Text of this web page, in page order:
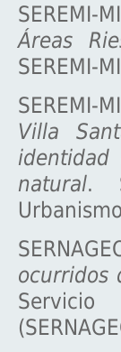
SEREMI-
Áreas
SEREMI-
SEREMI-
Villa
natural.
ocurridos